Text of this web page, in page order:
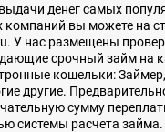
денег самых
компаний вы можете на
У нас размещены
срочный займ на
кошельки:
другие.
сумму
системы расчета займа.